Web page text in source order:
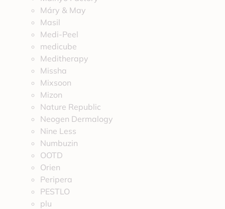
Máry & May
Masil
Medi-Peel
medicube
Meditherapy
Missha
Mixsoon
Mizon
Nature Republic
Neogen Dermalogy
Nine Less
Numbuzin
OOTD
Orien
Peripera
PESTLO
plu